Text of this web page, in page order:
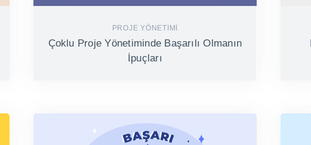
PROJE YÖNETIMI
Çoklu Proje Yönetiminde Başarılı Olmanın
İpuçları